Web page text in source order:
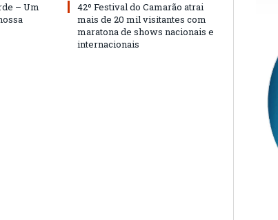
– Um
42º Festival do Camarão atrai
mais de 20 mil visitantes com
maratona de shows nacionais e
internacionais